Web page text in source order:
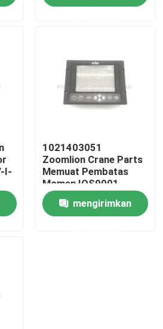
Derek
I-
1021403051
Zoomlion Crane Parts
Memuat Pembatas
Momen IOS9001
mengirimkan